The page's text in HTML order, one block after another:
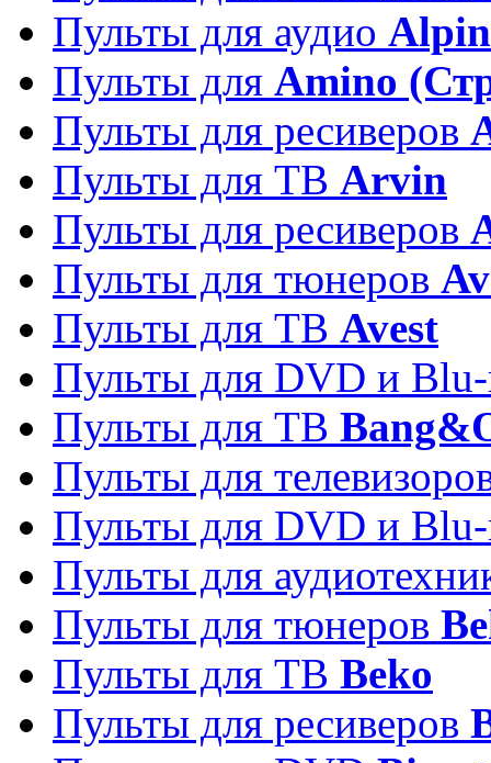
Пульты для аудио
Пульты для Amino
Пульты для ресиверов
Пульты для ТВ Arvin
Пульты для ресиверов
Пульты для тюнеров
Пульты для ТВ Avest
Пульты для DVD и
Пульты для ТВ
Пульты для
Пульты для DVD и
Пульты для
Пульты для тюнеров
Пульты для ТВ Beko
Пульты для ресиверов